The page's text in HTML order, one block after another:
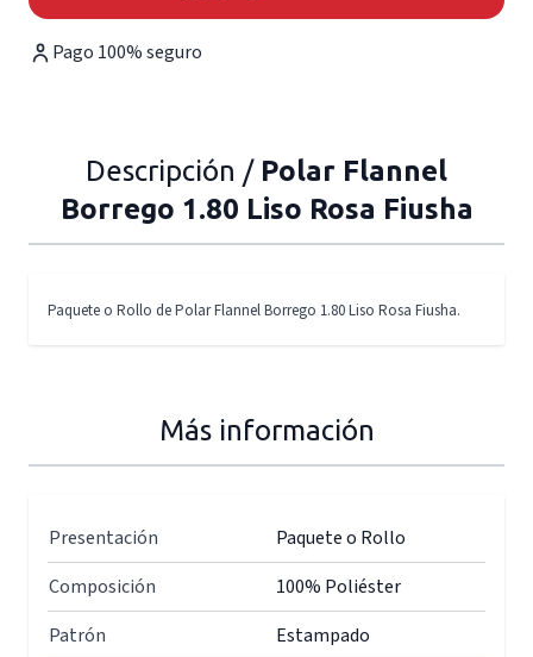
Pago 100% seguro
Descripción / Polar Flannel
Borrego 1.80 Liso Rosa Fiusha
Paquete o Rollo de Polar Flannel Borrego 1.80 Liso Rosa Fiusha.
Más información
Presentación
Paquete o Rollo
Composición
100% Poliéster
Patrón
Estampado